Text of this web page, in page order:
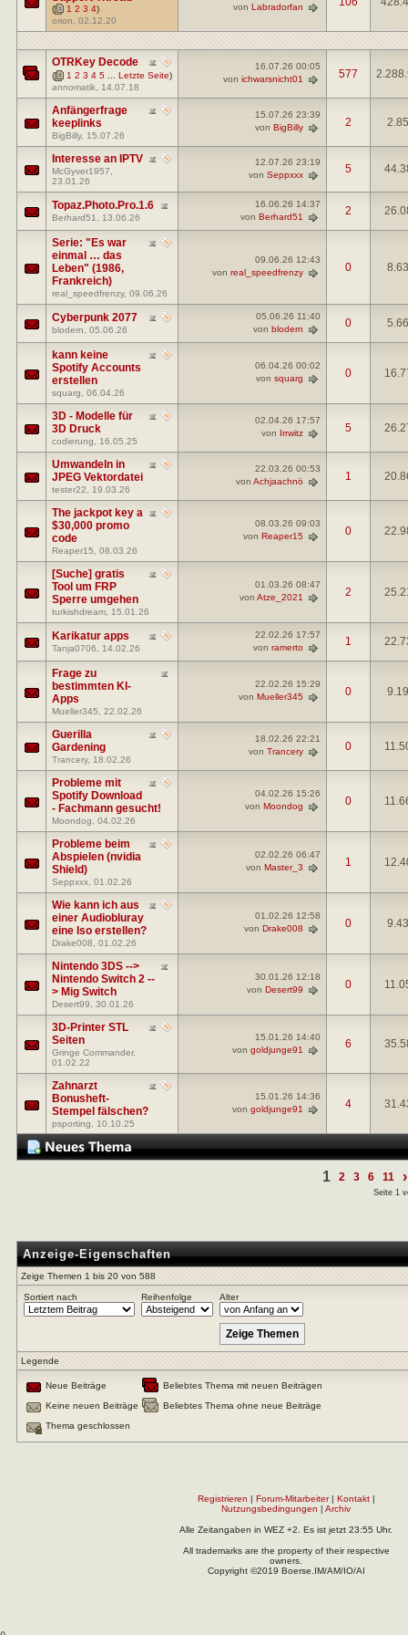
( 1 2 3 4)
orion , 02.12.20
von Labradorfan
OTRKey Decode
( 1 2 3 4 5 Letzte Seite)
annomatik , 14.07.18
16.07.26 00:05
von ichwarsnicht01 577
Anfängerfrage
keeplinks
BigBilly, 15.07.26
15.07.26 23:39
von BigBilly 2
Interesse an IPTV
McGyver1957
23.01.26
12.07.26 23:19
von Seppxxx 5
Topaz.Photo.Pro.1.6
Berhard51 , 13.06.26
16.06.26 14:37
von Berhard51 2
Serie: "Es war
einmal … das
Leben" (1986,
Frankreich)
real_speedfrenzy, 09.06.26
09.06.26 12:43
von real_speedfrenzy 0
Cyberpunk 2077
blodern , 05.06.26
05.06.26 11:40
von blodern 0
kann keine
Spotify Accounts
erstellen
squarg , 06.04.26
06.04.26 00:02
von squarg 0
3D - Modelle für
3D Druck
codierung , 16.05.25
02.04.26 17:57
von Irrwitz 5
Umwandeln in
JPEG Vektordatei
tester22 , 19.03.26
22.03.26 00:53
von Achjaachnö 1
The jackpot key a
$30,000 promo
code
Reaper15 , 08.03.26
08.03.26 09:03
von Reaper15 0
[Suche] gratis
Tool um FRP
Sperre umgehen
turkishdream , 15.01.26
01.03.26 08:47
von Atze_2021 2
Karikatur apps
Tanja0706 , 14.02.26
22.02.26 17:57
von ramerto 1
Frage zu
bestimmten KI-
Apps
Mueller345 , 22.02.26
22.02.26 15:29
von Mueller345 0
Guerilla
Gardening
Trancery, 18.02.26
18.02.26 22:21
von Trancery 0
Probleme mit
Spotify Download
- Fachmann gesucht!
Moondog , 04.02.26
04.02.26 15:26
von Moondog 0
Probleme beim
Abspielen (nvidia
Shield)
Seppxxx , 01.02.26
02.02.26 06:47
von Master_3 1
Wie kann ich aus
einer Audiobluray
eine Iso erstellen?
Drake008 , 01.02.26
01.02.26 12:58
von Drake008 0
Nintendo 3DS -->
Nintendo Switch 2 --
> Mig Switch
Desert99 , 30.01.26
30.01.26 12:18
von Desert99 0
3D-Printer STL
Seiten
Gringe Commander,
01.02.22
15.01.26 14:40
von goldjunge91 6
Zahnarzt
Bonusheft-
Stempel fälschen?
psporting , 10.10.25
15.01.26 14:36
von goldjunge91 4
1 2 3 6 11 ›
Seite 1
Anzeige-Eigenschaften
Zeige Themen 1 bis 20 von 588
Sortiert nach Reihenfolge Alter
Legende
Neue Beiträge
Beliebtes Thema mit neuen Beiträgen
Keine neuen Beiträge
Beliebtes Thema ohne neue Beiträge
Thema geschlossen
Registrieren | Forum-Mitarbeiter| Kontakt|
Nutzungsbedingungen | Archiv
Alle Zeitangaben in WEZ +2. Es ist jetzt 23:55 Uhr.
All trademarks are the property of their respective
owners.
Copyright ©2019 Boerse.IM/AM/IO/AI